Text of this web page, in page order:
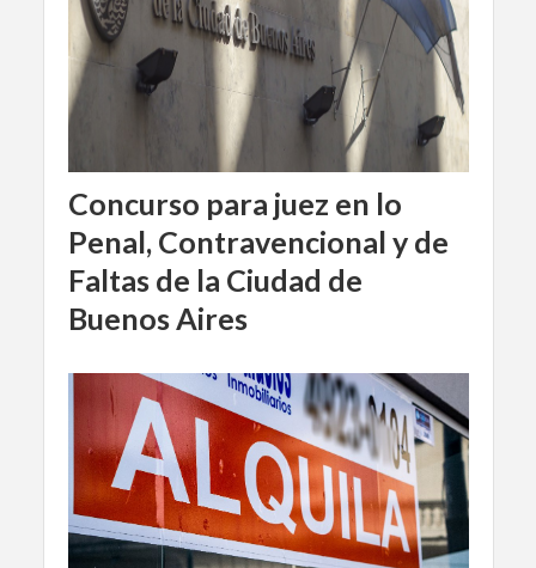
Concurso para juez en lo
Penal, Contravencional y de
Faltas de la Ciudad de
Buenos Aires